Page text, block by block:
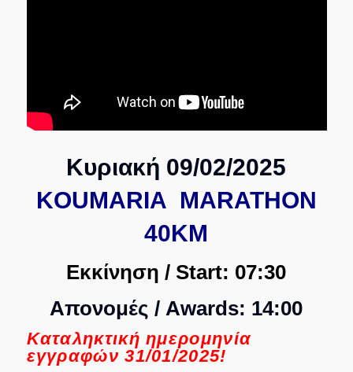
Κυριακή 09/02/2025
KOUMARIA MARATHON
40KM
Εκκίνηση / Start: 07:30
Απονομές / Awards: 14:00
Καταληκτική ημερομηνία
εγγραφών 31/01/2025!